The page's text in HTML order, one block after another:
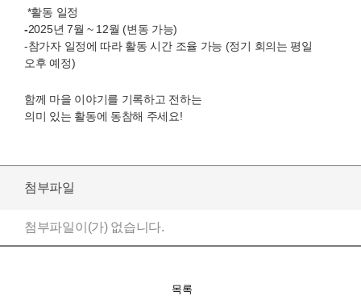
*활동 일정
-2025년 7월 ~ 12월 (변동 가능)
-참가자 일정에 따라 활동 시간 조율 가능 (정기 회의는 평일
오후 예정)
함께 마을 이야기를 기록하고 전하는
의미 있는 활동에 동참해 주세요!
첨부파일
첨부파일이(가) 없습니다.
목록